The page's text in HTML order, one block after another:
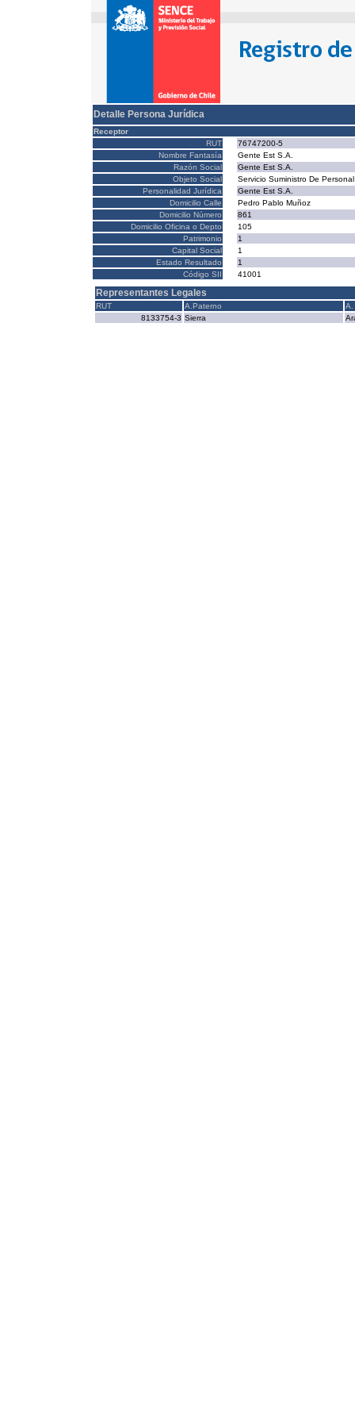
Detalle Persona Jurídica
Receptor
RUT
76747200-5
Nombre Fantasía
Gente Est S.A.
Razón Social
Gente Est S.A.
Objeto Social
Servicio Suministro De Personal
Personalidad Jurídica
Gente Est S.A.
Domicilio Calle
Pedro Pablo Muñoz
Domicilio Número
861
Domicilio Oficina o Depto
105
Patrimonio
1
Capital Social
1
Estado Resultado
1
Código SII
41001
Representantes Legales
RUT A.Paterno
A.
8133754-3 Sierra